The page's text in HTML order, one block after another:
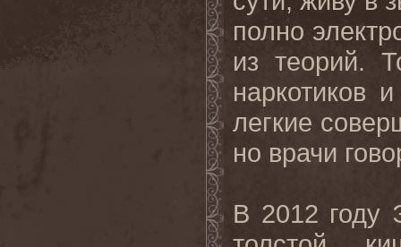
полно
из теорий.
наркотиков
легкие
но врачи
В 2012 году